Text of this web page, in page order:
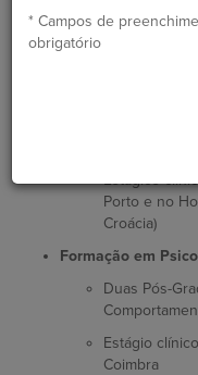
* Campos de
obrigatório
Internato da
de Magalhães
Formação
Capacitação
Estágios
Porto e no
Croácia)
Formação em
Duas Pós-
Estágio
Coimbra